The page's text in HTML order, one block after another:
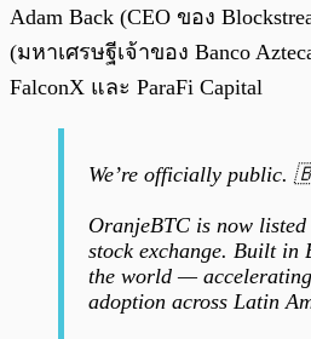
Adam Back (CEO ของ
(มหาเศรษฐีเจ้าของ Banco
FalconX และ ParaFi Capital
We’re officially
OranjeBTC is now listed
stock exchange. Built in
the world —
adoption across Latin